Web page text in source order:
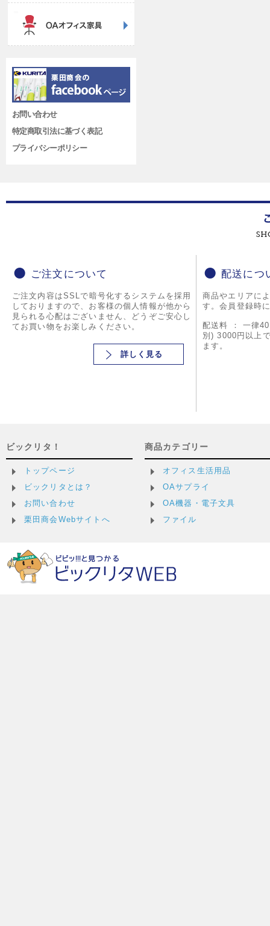
お問い合わせ
特定商取引法に基づく表記
プライバシーポリシー
ご注文について
ご注文内容はSSLで暗号化するシステムを採用
しておりますので、お客様の個人情報が他から
見られる心配はございません、どうぞご安心し
てお買い物をお楽しみください。
詳しく見る
配送につ
商品やエリアに
す。会員登録時
配送料 ： 一律
別) 3000円以上
ます。
ビックリタ！
トップページ
ビックリタとは？
お問い合わせ
栗田商会Webサイトへ
商品カテゴリー
オフィス生活用品
OAサプライ
OA機器・電子文具
ファイル